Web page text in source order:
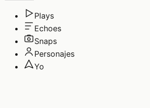
Plays
Echoes
Snaps
Personajes
Yo